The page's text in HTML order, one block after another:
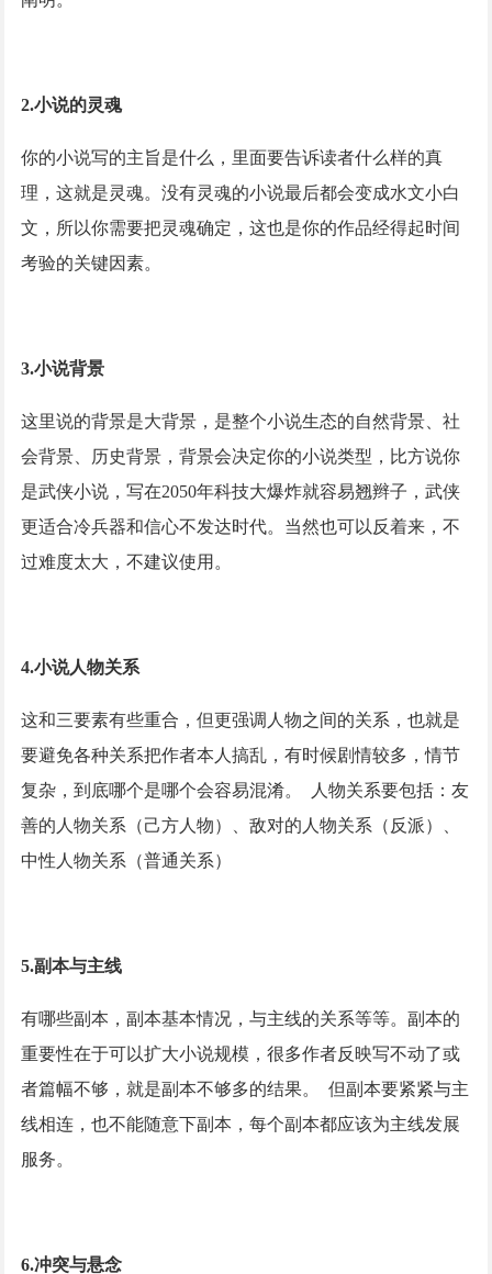
2.小说的灵魂
你的小说写的主旨是什么，里面要告诉读者什么样的真
理，这就是灵魂。没有灵魂的小说最后都会变成水文小白
文，所以你需要把灵魂确定，这也是你的作品经得起时间
考验的关键因素。
3.小说背景
这里说的背景是大背景，是整个小说生态的自然背景、社
会背景、历史背景，背景会决定你的小说类型，比方说你
是武侠小说，写在2050年科技大爆炸就容易翘辫子，武侠
更适合冷兵器和信心不发达时代。当然也可以反着来，不
过难度太大，不建议使用。
4.小说人物关系
这和三要素有些重合，但更强调人物之间的关系，也就是
要避免各种关系把作者本人搞乱，有时候剧情较多，情节
复杂，到底哪个是哪个会容易混淆。
人物关系要包括：友
善的人物关系（己方人物）、敌对的人物关系（反派）、
中性人物关系（普通关系）
5.副本与主线
有哪些副本，副本基本情况，与主线的关系等等。副本的
重要性在于可以扩大小说规模，很多作者反映写不动了或
者篇幅不够，就是副本不够多的结果。
但副本要紧紧与主
线相连，也不能随意下副本，每个副本都应该为主线发展
服务。
6.冲突与悬念